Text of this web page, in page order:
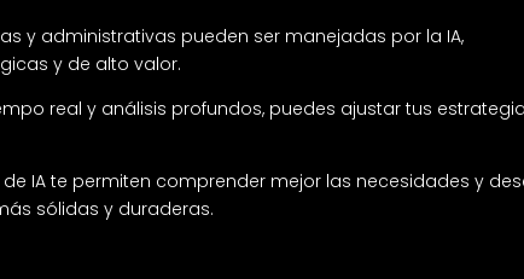
y administrativas pueden ser manejadas por la IA,
y de alto valor.
real y análisis profundos, puedes ajustar tus
IA te permiten comprender mejor las necesidades y
sólidas y duraderas.